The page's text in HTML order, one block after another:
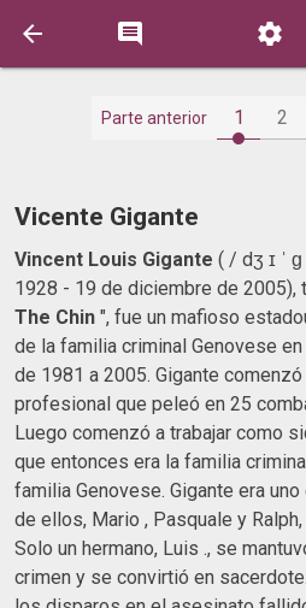
  
Parte anterior 1 2
Vicente Gigante
Vincent Louis Gigante ( / dʒ ɪ ˈ
1928 - 19 de diciembre de 2005),
The Chin ", fue un mafioso
de la familia criminal Genovese
de 1981 a 2005. Gigante
profesional que peleó en 25
Luego comenzó a trabajar como
que entonces era la familia
familia Genovese. Gigante era
de ellos, Mario , Pasquale y
Solo un hermano, Luis ., se
crimen y se convirtió en